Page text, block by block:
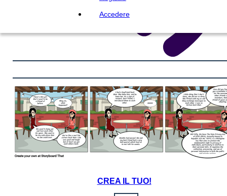
Accedere
CREA IL TUO!